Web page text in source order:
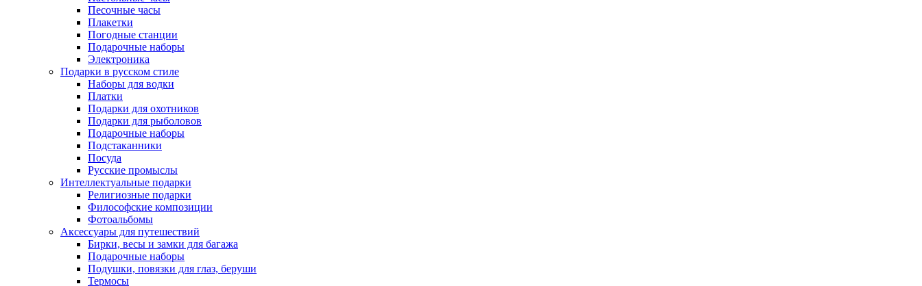
Песочные часы
Плакетки
Погодные станции
Подарочные наборы
Электроника
Подарки в русском стиле
Наборы для водки
Платки
Подарки для охотников
Подарки для рыболовов
Подарочные наборы
Подстаканники
Посуда
Русские промыслы
Интеллектуальные подарки
Религиозные подарки
Философские композиции
Фотоальбомы
Аксессуары для путешествий
Бирки, весы и замки для багажа
Подарочные наборы
Подушки, повязки для глаз, беруши
Термосы